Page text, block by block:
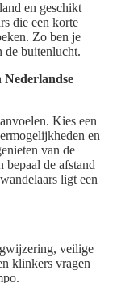
en geschikt
die een korte
Zo ben je
de buitenlucht.
Nederlandse
Kies een
en
van de
de afstand
ligt een
veilige
klinkers vragen